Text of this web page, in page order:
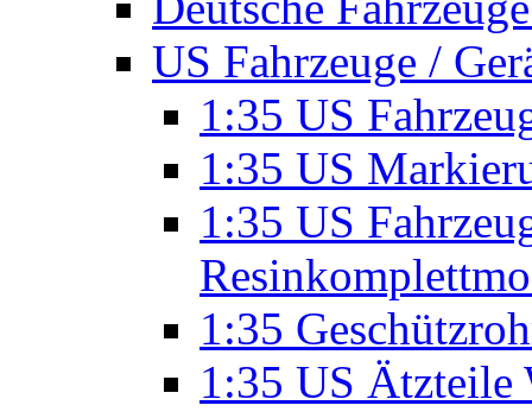
US Fahrzeuge /
1:35 US
1:35 US
1:35 US
1:35
1:35 US